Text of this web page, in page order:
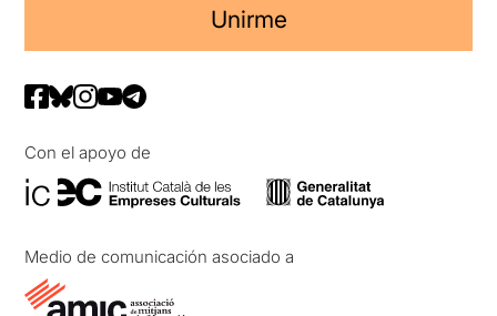
Unirme
Con el apoyo de
Medio de comunicación asociado a